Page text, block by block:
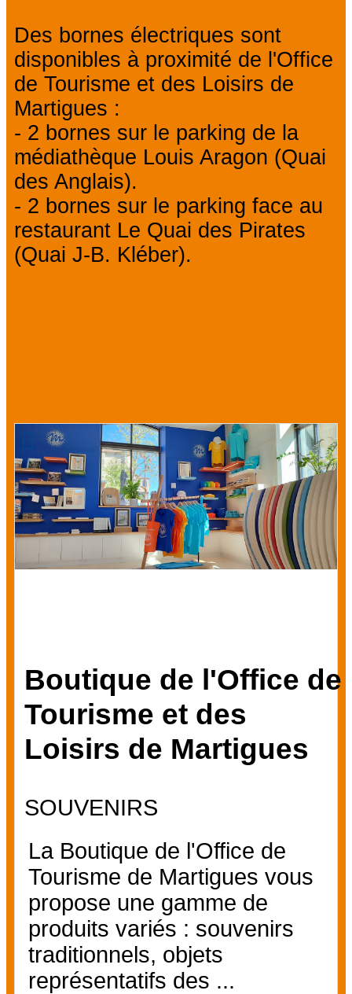
Des bornes électriques sont
disponibles à proximité de l'Office
de Tourisme et des Loisirs de
Martigues :
- 2 bornes sur le parking de la
médiathèque Louis Aragon (Quai
des Anglais).
- 2 bornes sur le parking face au
restaurant Le Quai des Pirates
(Quai J-B. Kléber).
Boutique de l'Office de
Tourisme et des
Loisirs de Martigues
SOUVENIRS
La Boutique de l'Office de
Tourisme de Martigues vous
propose une gamme de
produits variés : souvenirs
traditionnels, objets
représentatifs des ...